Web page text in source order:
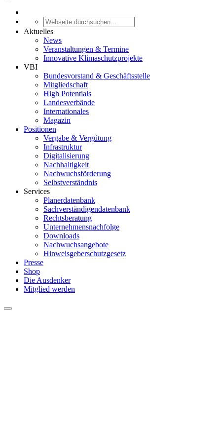
Aktuelles
News
Veranstaltungen & Termine
Innovative Klimaschutzprojekte
VBI
Bundesvorstand & Geschäftsstelle
Mitgliedschaft
High Potentials
Landesverbände
Internationales
Magazin
Positionen
Vergabe & Vergütung
Infrastruktur
Digitalisierung
Nachhaltigkeit
Nachwuchsförderung
Selbstverständnis
Services
Planerdatenbank
Sachverständigendatenbank
Rechtsberatung
Unternehmensnachfolge
Downloads
Nachwuchsangebote
Hinweisgeberschutzgesetz
Presse
Shop
Die Ausdenker
Mitglied werden